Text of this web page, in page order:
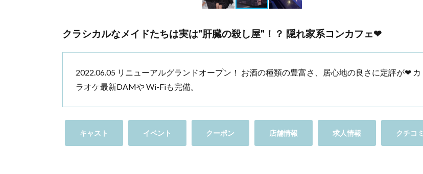
クラシカルなメイドたちは実は"肝臓の殺し屋"！？ 隠れ家系コンカフェ❤︎
2022.06.05 リニューアルグランドオープン！ お酒の種類の豊富さ、居心地の良さに定評が❤︎ カ
ラオケ最新DAMや Wi-Fiも完備。
キャスト イベント クーポン 店舗情報 求人情報 クチコミ